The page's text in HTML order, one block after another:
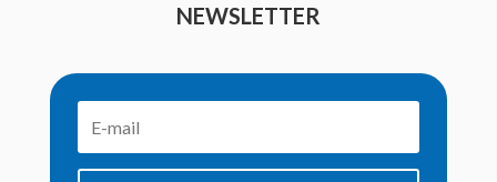
NEWSLETTER